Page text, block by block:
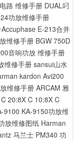
路 维修手册 DUAL叼
功放维修手册
E-213合并
维修手册 BGW 750D
音响功放 维修手册
维修手册 sansui山水
kardon Avi200
维修手册 ARCAM 雅
20:8X C 10:8X C
9100 KA-9150功放维
放维修图纸 Harman
马兰士 PM340 功